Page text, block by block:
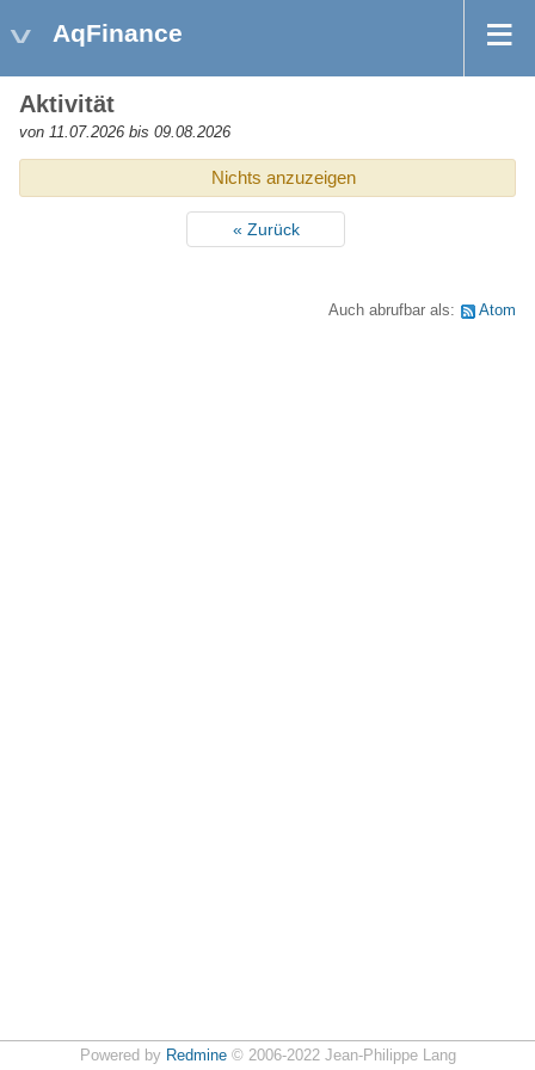
AqFinance
Aktivität
von 11.07.2026 bis 09.08.2026
Nichts anzuzeigen
« Zurück
Auch abrufbar als: Atom
Powered by Redmine© 2006-2022 Jean-Philippe Lang